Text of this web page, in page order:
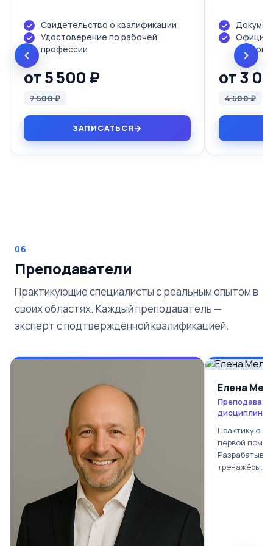
Свидетельство о квалификации
Удостоверение по рабочей
профессии
от 5 500 ₽
7 500 ₽
ЗАПИСАТЬСЯ
от 3
4 500 ₽
06
Преподаватели
Практикующие специалисты с реальным опытом в
своих областях. Каждый преподаватель —
эксперт с подтверждённой квалификацией.
Елена
дисциплинам
первой
тренажёры.